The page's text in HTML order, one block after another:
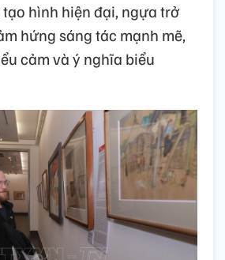
hình hiện đại, ngựa trở
hứng sáng tác mạnh mẽ,
cảm và ý nghĩa biểu